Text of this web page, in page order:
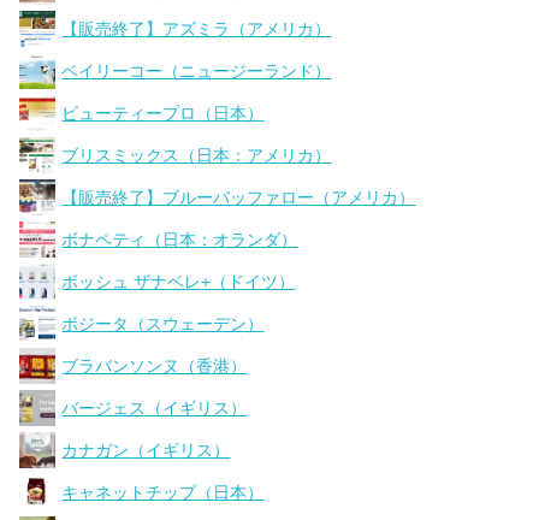
【販売終了】アズミラ（アメリカ）
ベイリーコー（ニュージーランド）
ビューティープロ（日本）
ブリスミックス（日本：アメリカ）
【販売終了】ブルーバッファロー（アメリカ）
ボナペティ（日本：オランダ）
ボッシュ ザナベレ+（ドイツ）
ボジータ（スウェーデン）
ブラバンソンヌ（香港）
バージェス（イギリス）
カナガン（イギリス）
キャネットチップ（日本）